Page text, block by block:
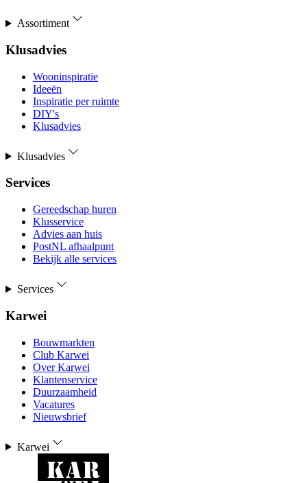
Assortiment
Klusadvies
Wooninspiratie
Ideeën
Inspiratie per ruimte
DIY's
Klusadvies
Klusadvies
Services
Gereedschap huren
Klusservice
Advies aan huis
PostNL afhaalpunt
Bekijk alle services
Services
Karwei
Bouwmarkten
Club Karwei
Over Karwei
Klantenservice
Duurzaamheid
Vacatures
Nieuwsbrief
Karwei